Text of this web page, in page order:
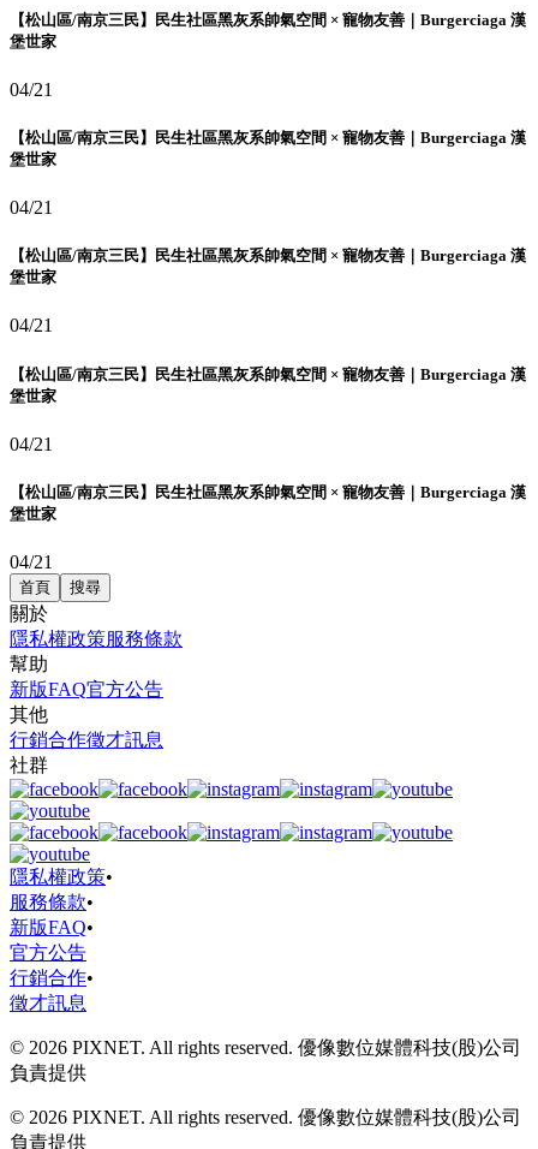
【松山區/南京三民】民生社區黑灰系帥氣空間 × 寵物友善｜Burgerciaga 漢
堡世家
04/21
【松山區/南京三民】民生社區黑灰系帥氣空間 × 寵物友善｜Burgerciaga 漢
堡世家
04/21
【松山區/南京三民】民生社區黑灰系帥氣空間 × 寵物友善｜Burgerciaga 漢
堡世家
04/21
【松山區/南京三民】民生社區黑灰系帥氣空間 × 寵物友善｜Burgerciaga 漢
堡世家
04/21
【松山區/南京三民】民生社區黑灰系帥氣空間 × 寵物友善｜Burgerciaga 漢
堡世家
04/21
首頁 搜尋
關於
隱私權政策服務條款
幫助
新版FAQ官方公告
其他
行銷合作徵才訊息
社群
隱私權政策•
服務條款•
新版FAQ•
官方公告
行銷合作•
徵才訊息
© 2026 PIXNET. All rights reserved. 優像數位媒體科技(股)公司
負責提供
© 2026 PIXNET. All rights reserved. 優像數位媒體科技(股)公司
負責提供